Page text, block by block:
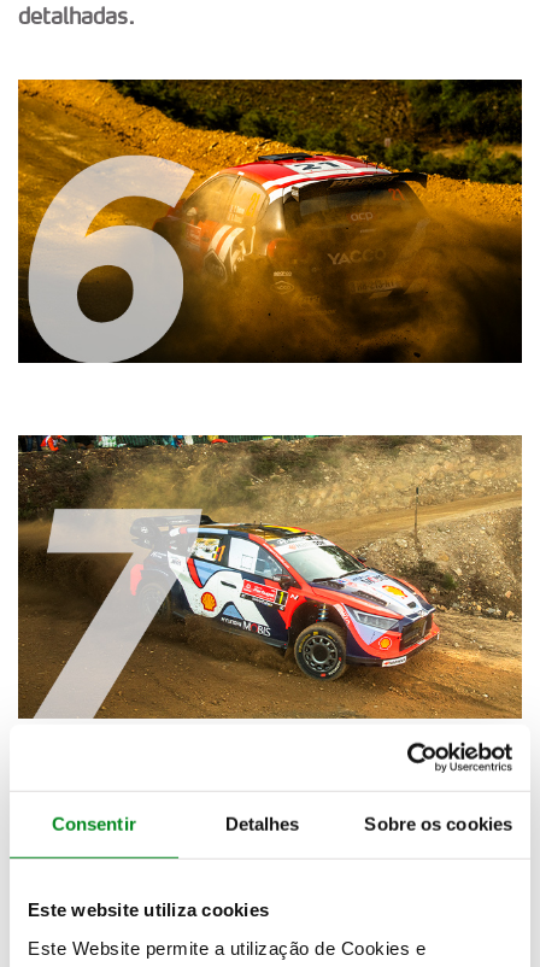
Consentir Detalhes Sobre os cookies
Este website utiliza cookies
Este Website permite a utilização de Cookies e
detalhadas.